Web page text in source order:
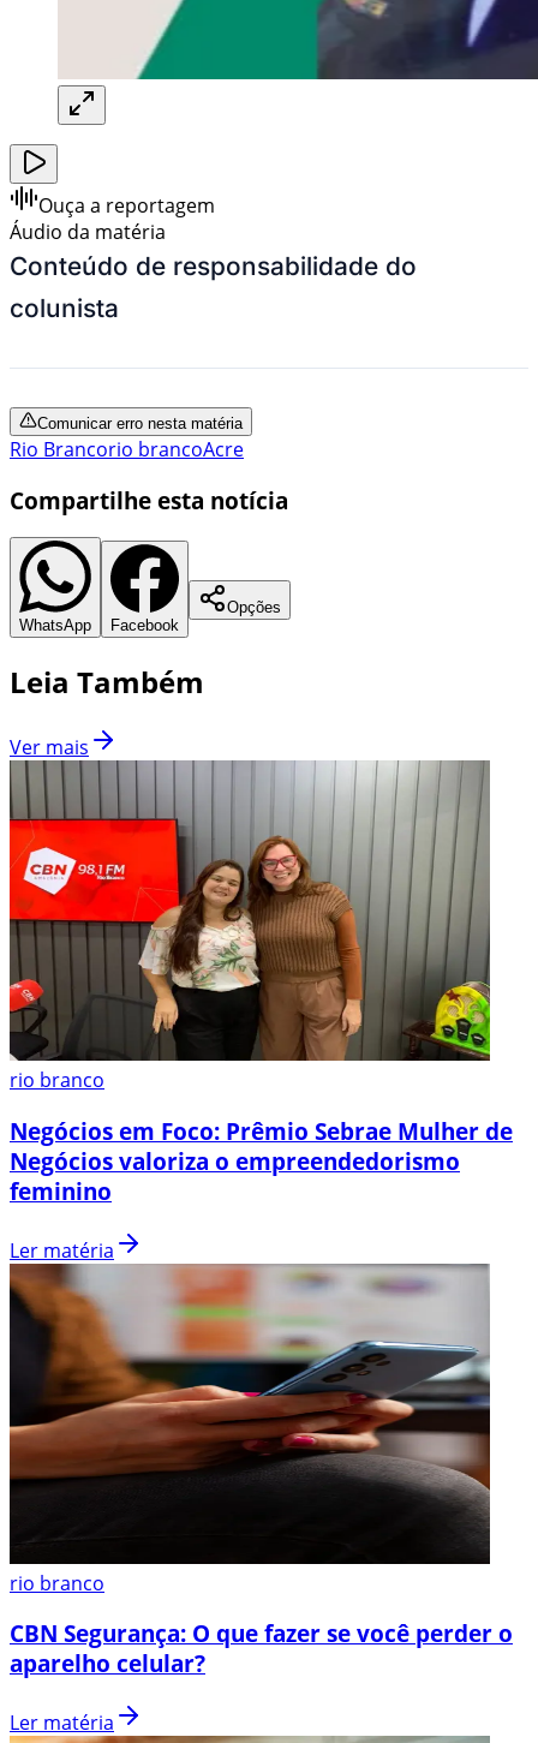
Ouça a reportagem
Áudio da matéria
Conteúdo de responsabilidade do
colunista
Comunicar erro nesta matéria
Rio Brancorio brancoAcre
Compartilhe esta notícia
WhatsApp Facebook
Opções
Leia Também
Ver mais
rio branco
Negócios em Foco: Prêmio Sebrae Mulher de
Negócios valoriza o empreendedorismo
feminino
Ler matéria
rio branco
CBN Segurança: O que fazer se você perder o
aparelho celular?
Ler matéria